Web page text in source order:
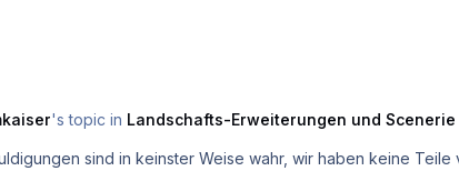
's topic in Landschafts-Erweiterungen und Scenerie
sind in keinster Weise wahr, wir haben keine